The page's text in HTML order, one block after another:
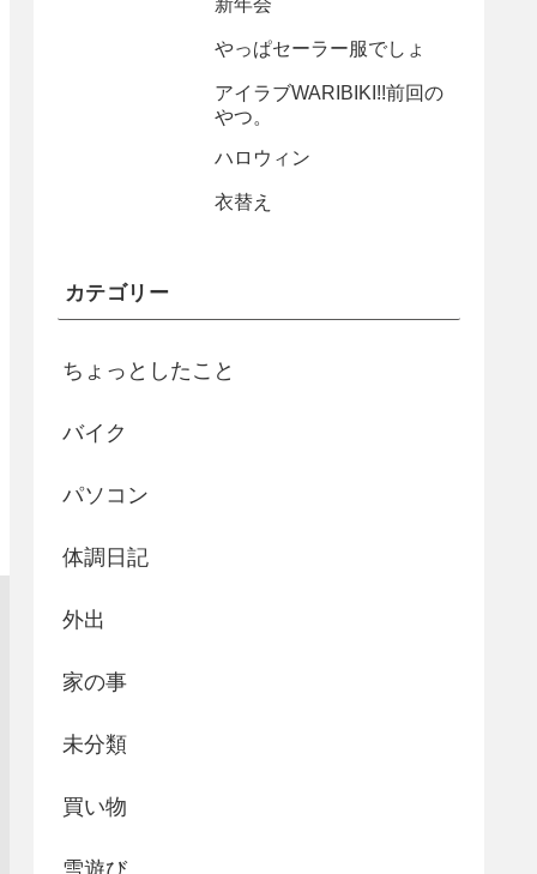
新年会
やっぱセーラー服でしょ
アイラブWARIBIKI!!前回の
やつ。
ハロウィン
衣替え
カテゴリー
ちょっとしたこと
バイク
パソコン
体調日記
外出
家の事
未分類
買い物
雪遊び